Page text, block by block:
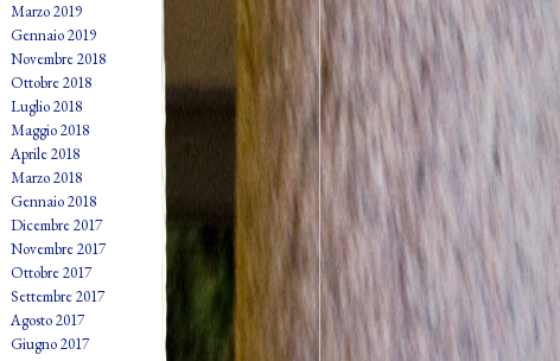
Marzo 2019
Gennaio 2019
Novembre 2018
Ottobre 2018
Luglio 2018
Maggio 2018
Aprile 2018
Marzo 2018
Gennaio 2018
Dicembre 2017
Novembre 2017
Ottobre 2017
Settembre 2017
Agosto 2017
Giugno 2017